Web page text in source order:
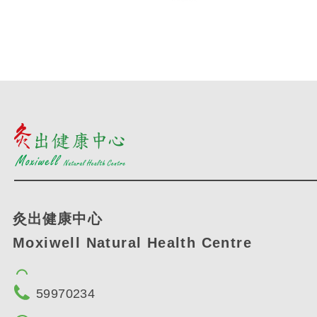
灸出健康中心
Moxiwell Natural Health Centre
59970234